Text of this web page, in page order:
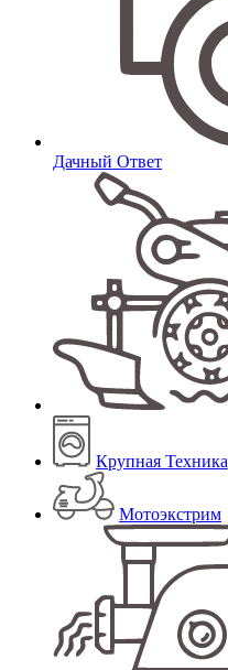
Дачный Ответ
Крупная Техника
Мотоэкстрим